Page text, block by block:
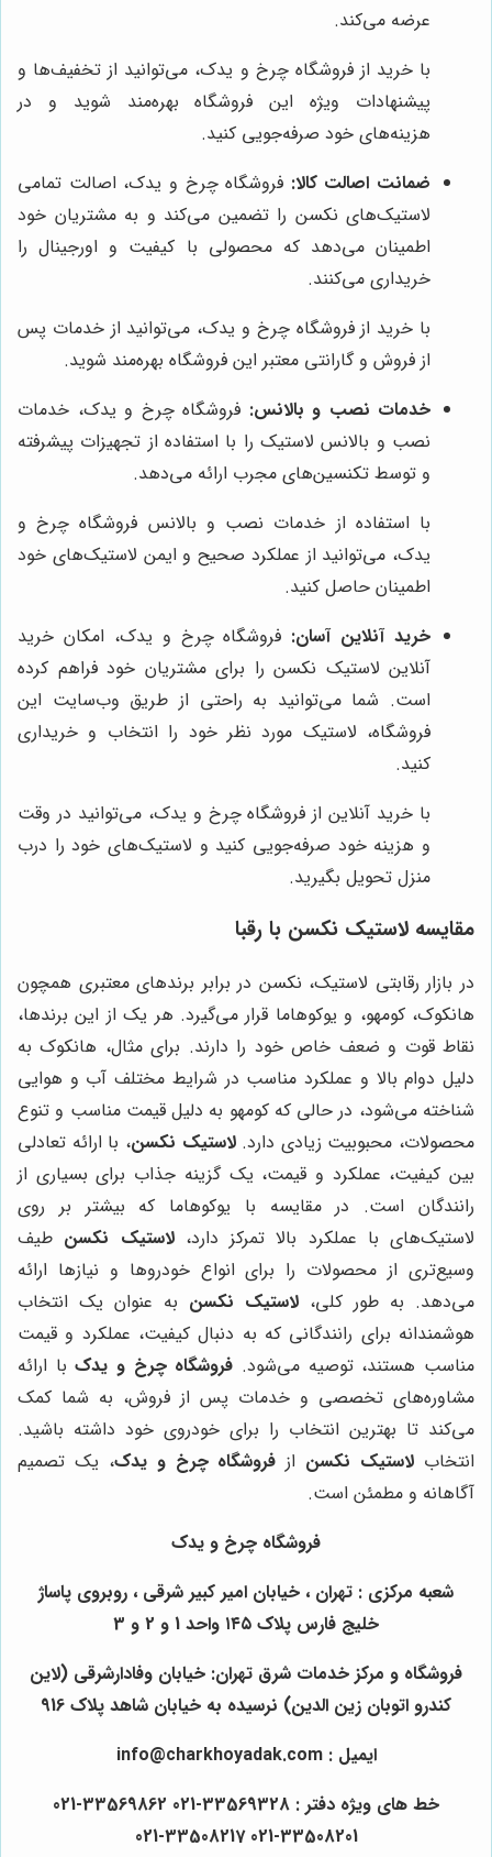
عرضه می‌کند.
با خرید از فروشگاه چرخ و یدک، می‌توانید از تخفیف‌ها و
پیشنهادات ویژه این فروشگاه بهره‌مند شوید و در
هزینه‌های خود صرفه‌جویی کنید.
ضمانت اصالت کالا: فروشگاه چرخ و یدک، اصالت تمامی
لاستیک‌های نکسن را تضمین می‌کند و به مشتریان خود
اطمینان می‌دهد که محصولی با کیفیت و اورجینال را
خریداری می‌کنند.
با خرید از فروشگاه چرخ و یدک، می‌توانید از خدمات پس
از فروش و گارانتی معتبر این فروشگاه بهره‌مند شوید.
خدمات نصب و بالانس: فروشگاه چرخ و یدک، خدمات
نصب و بالانس لاستیک را با استفاده از تجهیزات پیشرفته
و توسط تکنسین‌های مجرب ارائه می‌دهد.
با استفاده از خدمات نصب و بالانس فروشگاه چرخ و
یدک، می‌توانید از عملکرد صحیح و ایمن لاستیک‌های خود
اطمینان حاصل کنید.
خرید آنلاین آسان: فروشگاه چرخ و یدک، امکان خرید
آنلاین لاستیک نکسن را برای مشتریان خود فراهم کرده
است. شما می‌توانید به راحتی از طریق وب‌سایت این
فروشگاه، لاستیک مورد نظر خود را انتخاب و خریداری
کنید.
با خرید آنلاین از فروشگاه چرخ و یدک، می‌توانید در وقت
و هزینه خود صرفه‌جویی کنید و لاستیک‌های خود را درب
منزل تحویل بگیرید.
مقایسه لاستیک نکسن با رقبا
در بازار رقابتی لاستیک، نکسن در برابر برندهای معتبری همچون
هانکوک، کومهو، و یوکوهاما قرار می‌گیرد. هر یک از این برندها،
نقاط قوت و ضعف خاص خود را دارند. برای مثال، هانکوک به
دلیل دوام بالا و عملکرد مناسب در شرایط مختلف آب و هوایی
شناخته می‌شود، در حالی که کومهو به دلیل قیمت مناسب و تنوع
محصولات، محبوبیت زیادی دارد.لاستیک نکسن، با ارائه تعادلی
بین کیفیت، عملکرد و قیمت، یک گزینه جذاب برای بسیاری از
رانندگان است. در مقایسه با یوکوهاما که بیشتر بر روی
لاستیک‌های با عملکرد بالا تمرکز دارد،لاستیک نکسن طیف
وسیع‌تری از محصولات را برای انواع خودروها و نیازها ارائه
می‌دهد. به طور کلی، لاستیک نکسن به عنوان یک انتخاب
هوشمندانه برای رانندگانی که به دنبال کیفیت، عملکرد و قیمت
مناسب هستند، توصیه می‌شود. فروشگاه چرخ و یدکبا ارائه
مشاوره‌های تخصصی و خدمات پس از فروش، به شما کمک
می‌کند تا بهترین انتخاب را برای خودروی خود داشته باشید.
انتخاب لاستیک نکسن از فروشگاه چرخ و یدک، یک تصمیم
آگاهانه و مطمئن است.
فروشگاه چرخ و یدک
شعبه مرکزی : تهران ، خیابان امیر کبیر شرقی ، روبروی پاساژ
خلیج فارس پلاک ۱۴۵ واحد 1 و 2 و 3
فروشگاه و مرکز خدمات شرق تهران: خیابان وفادارشرقی (لاین
کندرو اتوبان زین الدین) نرسیده به خیابان شاهد پلاک 916
ایمیل : info@charkhoyadak.com
خط های ویژه دفتر : 33569328-021 33569862-021
33508201-021 33508217-021